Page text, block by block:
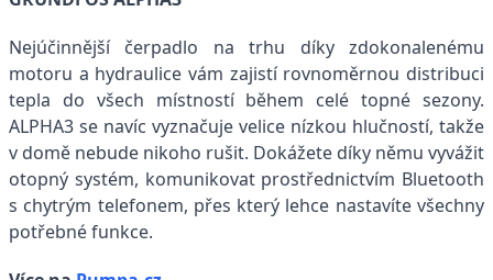
Nejúčinnější čerpadlo na trhu díky zdokonalenému
motoru a hydraulice vám zajistí rovnoměrnou distribuci
tepla do všech místností během celé topné sezony.
ALPHA3 se navíc vyznačuje velice nízkou hlučností, takže
v domě nebude nikoho rušit. Dokážete díky němu vyvážit
otopný systém, komunikovat prostřednictvím Bluetooth
s chytrým telefonem, přes který lehce nastavíte všechny
potřebné funkce.